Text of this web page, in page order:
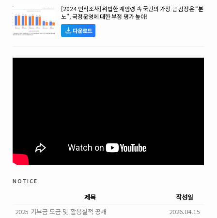
[2024 인식조사] 위법한 계엄령 속 국민의 가장 큰 감정은 “분
노”, 국정운영에 대한 부정 평가 높아!
다운로드
notice
제목
작성일
2025 기부금 모금 및 활용실적 공개
2026.04.15